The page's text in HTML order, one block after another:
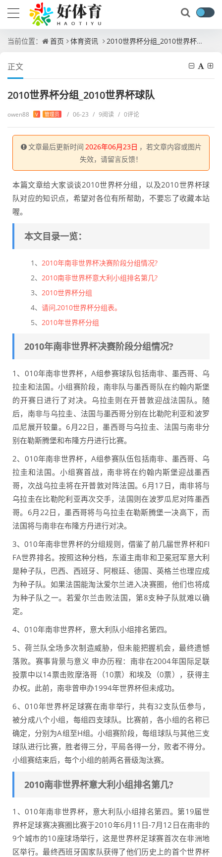
当前位置： 首页 体育资讯 2010世界杯分组_2010世界杯球队
正文
2010世界杯分组_2010世界杯球队
owen88 V 管理员 / 06-23 / 9阅读 / 0评论
文章最后更新时间 2026年06月23日 ，若文章内容或图片
失效，请留言反馈！
本篇文章给大家谈谈2010世界杯分组，以及2010世界杯球
队对应的知识点，希望对各位有所帮助，不要忘了收藏本站
喔。
本文目录一览：
1、 2010年南非世界杯决赛阶段分组情况?
2、 2010南非世界杯意大利小组排名第几?
3、 2010世界杯分组
4、 请问,2010世界杯分组表。
5、 2010年世界杯分组
2010年南非世界杯决赛阶段分组情况?
1、010年南非世界杯，A组参赛球队包括南非、墨西哥、乌
拉圭和法国。小组赛阶段，南非队与墨西哥队在约翰内斯堡
的开赛日进行了对决。乌拉圭则在开普敦迎战法国队。随
后，南非与乌拉圭、法国与墨西哥分别在比勒陀利亚和波罗
瓜尼展开较量。6月22日，墨西哥与乌拉圭、法国与南非分
别在勒斯腾堡和布隆方丹进行比赛。
2、010年南非世界杯，A组参赛队伍包括南非、墨西哥、乌
拉圭和法国。小组赛首战，南非将在约翰内斯堡迎战墨西
哥，次战乌拉圭将在开普敦对阵法国。6月17日，南非将与
乌拉圭在比勒陀利亚再次交手，法国则在波罗瓜尼对阵墨西
哥。6月22日，墨西哥将与乌拉圭在勒斯腾堡一决高下，而
法国将与南非在布隆方丹进行对决。
3、010年南非世界杯的分组规则，借鉴了前几届世界杯和FI
FA世界排名。按照这种分档，东道主南非和卫冕冠军意大利
是种子队，巴西、西班牙、阿根廷、德国、英格兰也理应成
为种子队。如果法国能淘汰爱尔兰进入决赛圈，他们也将成
为种子队之一。若爱尔兰击败法国，第8支种子队就难以确
定。
4、010年南非世界杯，意大利队小组排名第四。
5、荷兰队全场多次制造威胁，但未能把握机会，最终遗憾
落败。赛事背景与意义 申办历程：南非在2004年国际足联
投票中以14票击败摩洛哥（10票）和埃及（0票），获得主
办权。此前，南非曾申办1994年世界杯但未成功。
6、010年世界杯足球赛在南非举行，共有32支队伍参与，
被分成八个小组，每组四支球队。比赛前，各小组的名称已
确定，分别为A组至H组。小组赛阶段，每组球队与其他三支
球队进行比赛，胜者得三分，平局各得一分，败者不得分。
小组赛结束后，每个小组的前两名晋级淘汰赛。
2010南非世界杯意大利小组排名第几?
1、010年南非世界杯，意大利队小组排名第四。第19届世
界杯足球赛决赛圈比赛于2010年6月11日-7月12日在南非的
9个城市的10座球场举行，这是世界杯足球赛首次在非洲地
区举行。最终西班牙国家队获得了他们历史上的首个世界杯